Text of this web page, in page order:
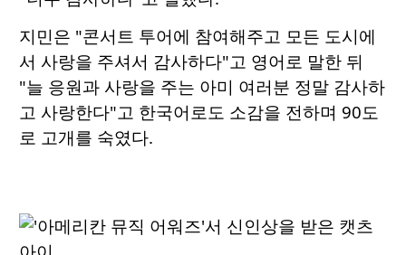
지민은 "콘서트 투어에 참여해주고 모든 도시에
서 사랑을 주셔서 감사하다"고 영어로 말한 뒤
"늘 응원과 사랑을 주는 아미 여러분 정말 감사하
고 사랑한다"고 한국어로도 소감을 전하며 90도
로 고개를 숙였다.